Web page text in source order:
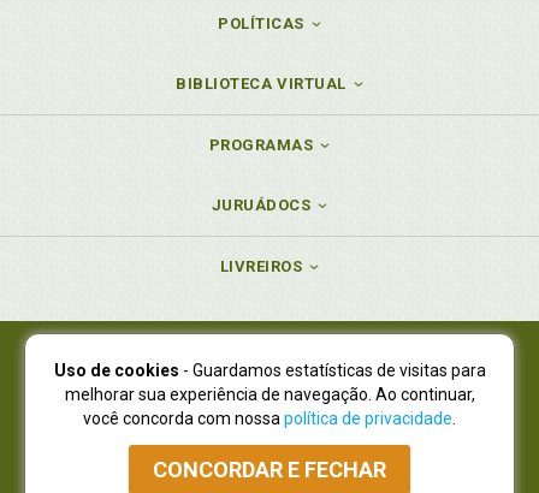
POLÍTICAS
BIBLIOTECA VIRTUAL
PROGRAMAS
JURUÁDOCS
LIVREIROS
Juruá Editora Ltda., CNPJ 77.535.508/0001-19
Juruá Informática Ltda., CNPJ 01.701.561/0001-80
NOVO ENDEREÇO:R. Flávio Dallegrave, 7665, São Lourenço |
Curitiba - Paraná - CEP 82210-310
Atendimento: (41) 4009-3900|Vendas Atacado: (41) 4009-3939
Uso de cookies - Guardamos estatísticas de visitas para
melhorar sua experiência de navegação. Ao continuar,
você concorda com nossa política de privacidade
CONCORDAR E FECHAR